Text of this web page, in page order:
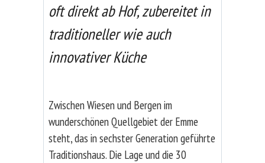
oft direkt ab Hof, zubereitet in
traditioneller wie auch
innovativer Küche
Zwischen Wiesen und Bergen im
wunderschönen Quellgebiet der Emme
steht, das in sechster Generation geführte
Traditionshaus. Die Lage und die 30